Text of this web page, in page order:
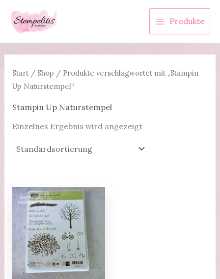
Inhalt
springen
Produkte
Start/ Shop / Produkte verschlagwortet mit „Stampin
Up Naturstempel“
Stampin Up Naturstempel
Einzelnes Ergebnis wird angezeigt